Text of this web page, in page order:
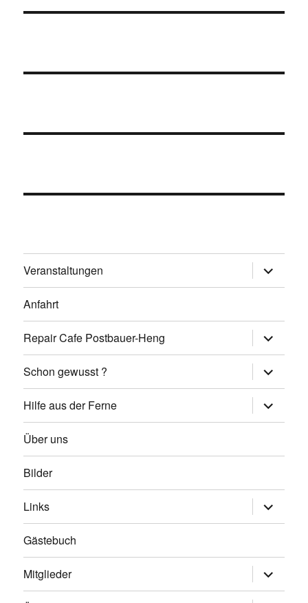
Veranstaltungen
öffnen
Anfahrt
Repair Cafe Postbauer-Heng
öffnen
Schon gewusst ?
öffnen
Hilfe aus der Ferne
öffnen
Über uns
Bilder
Links
öffnen
Gästebuch
Mitglieder
öffnen